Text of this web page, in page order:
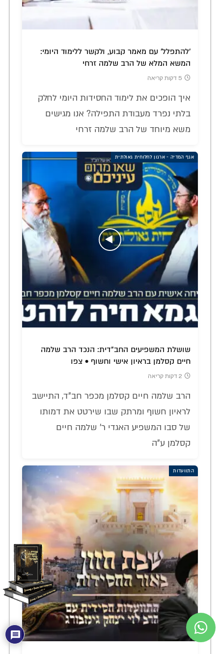
'להתפלל' עם מאמר קבוע, ולקשר ללימוד היומי:
המשא המלא של הרב שלמה זרחי
5 דקות קריאה
איך הופכים את לימוד החסידות היומי לחלק
בלתי נפרד מעבודת התפילה? אנו מגישים
משא מיוחד של הרב שלמה זרחי
אגף המדיה - ארגון לחלוחית גאולתית
שושלת המשפיעים החב"דית: הנכד הרב שלמה
חיים קסלמן בראיון אישי וחשוף • צפו
2 דקות קריאה
הרב שלמה חיים קסלמן מכפר חב"ד, התיישב
לראיון חשוף ומרתק שבו שירטט את דמותו
של סבו המשפיע האגדי ר' שלמה חיים
קסלמן ע"ה
התוועדות